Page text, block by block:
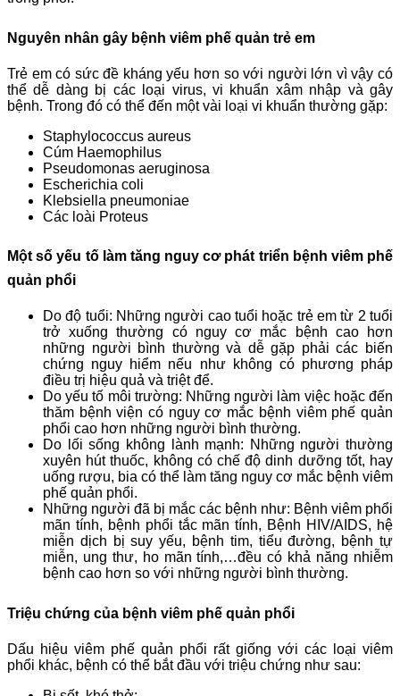
Nguyên nhân gây bệnh viêm phế quản trẻ em
Trẻ em có sức đề kháng yếu hơn so với người lớn vì vậy có
thể dễ dàng bị các loại virus, vi khuẩn xâm nhập và gây
bệnh. Trong đó có thể đến một vài loại vi khuẩn thường gặp:
Staphylococcus aureus
Cúm Haemophilus
Pseudomonas aeruginosa
Escherichia coli
Klebsiella pneumoniae
Các loài Proteus
Một số yếu tố làm tăng nguy cơ phát triển bệnh viêm phế
quản phổi
Do độ tuổi: Những người cao tuổi hoặc trẻ em từ 2 tuổi
trở xuống thường có nguy cơ mắc bệnh cao hơn
những người bình thường và dễ gặp phải các biến
chứng nguy hiểm nếu như không có phương pháp
điều trị hiệu quả và triệt để.
Do yếu tố môi trường: Những người làm việc hoặc đến
thăm bệnh viện có nguy cơ mắc bệnh viêm phế quản
phổi cao hơn những người bình thường.
Do lối sống không lành mạnh: Những người thường
xuyên hút thuốc, không có chế độ dinh dưỡng tốt, hay
uống rượu, bia có thể làm tăng nguy cơ mắc bệnh viêm
phế quản phổi.
Những người đã bị mắc các bệnh như: Bệnh viêm phổi
mãn tính, bệnh phổi tắc mãn tính, Bệnh HIV/AIDS, hệ
miễn dịch bị suy yếu, bệnh tim, tiểu đường, bệnh tự
miễn, ung thư, ho mãn tính,…đều có khả năng nhiễm
bệnh cao hơn so với những người bình thường.
Triệu chứng của bệnh viêm phế quản phổi
Dấu hiệu viêm phế quản phổi rất giống với các loại viêm
phổi khác, bệnh có thể bắt đầu với triệu chứng như sau: